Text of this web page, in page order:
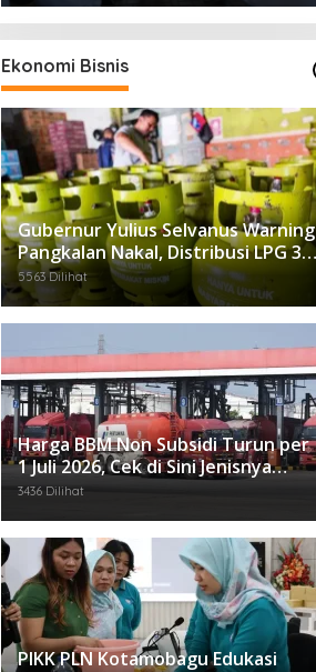
Ekonomi Bisnis
Gubernur Yulius Selvanus Warning
Pangkalan Nakal, Distribusi LPG 3
Kg Kembali Diawasi Ketat
5563 Dilihat
Harga BBM Non Subsidi Turun per
1 Juli 2026, Cek di Sini Jenisnya…
3436 Dilihat
PIKK PLN Kotamobagu Edukasi